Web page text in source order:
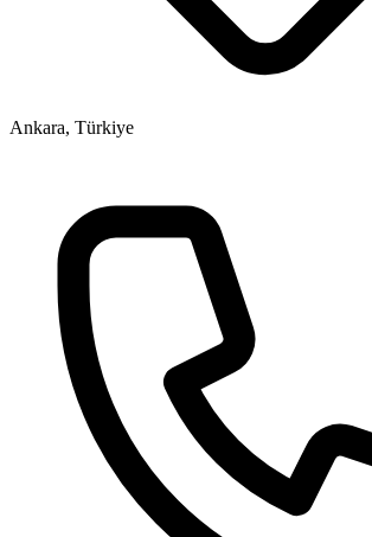
Ankara, Türkiye